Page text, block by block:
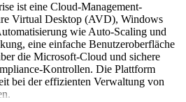
ist eine Cloud-Management-
Virtual Desktop (AVD), Windows
wie Auto-Scaling und
eine einfache Benutzeroberfläche
die Microsoft-Cloud und sichere
Kontrollen. Die Plattform
bei der effizienten Verwaltung von